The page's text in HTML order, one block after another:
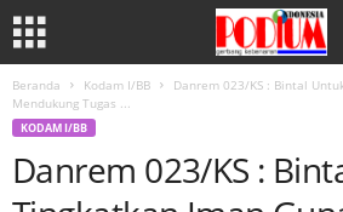
Beranda Kodam I/BB
Danrem 023/KS : Bintal
Mendukung Tugas ...
KODAM I/BB
Danrem 023/KS :